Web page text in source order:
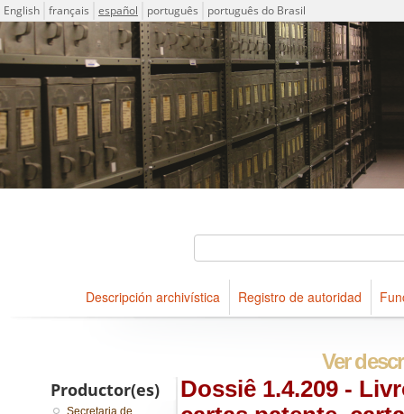
Idioma
English français español português português do Brasil
Descriptions for archival holdings maintained at Arquivo
ICA-AtoM Project
Descripción archivística Registro de autoridad
Ver
Dossiê 1.4.209 -
Productor(es)
Secretaria de